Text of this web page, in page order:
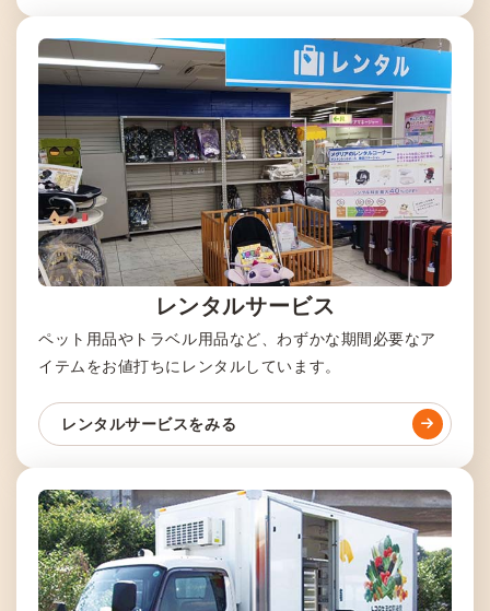
レンタルサービス
ペット用品やトラベル用品など、わずかな期間必要なア
イテムをお値打ちにレンタルしています。
レンタルサービスをみる